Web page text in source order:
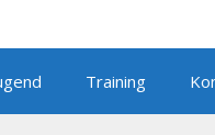
Training